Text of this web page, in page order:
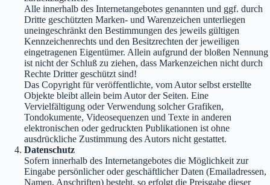
Alle innerhalb des Internetangebotes genannten und ggf. durch
Dritte geschützten Marken- und Warenzeichen unterliegen
uneingeschränkt den Bestimmungen des jeweils gültigen
Kennzeichenrechts und den Besitzrechten der jeweiligen
eingetragenen Eigentümer. Allein aufgrund der bloßen Nennung
ist nicht der Schluß zu ziehen, dass Markenzeichen nicht durch
Rechte Dritter geschützt sind!
Das Copyright für veröffentlichte, vom Autor selbst erstellte
Objekte bleibt allein beim Autor der Seiten. Eine
Vervielfältigung oder Verwendung solcher Grafiken,
Tondokumente, Videosequenzen und Texte in anderen
elektronischen oder gedruckten Publikationen ist ohne
ausdrückliche Zustimmung des Autors nicht gestattet.
Datenschutz
Sofern innerhalb des Internetangebotes die Möglichkeit zur
Eingabe persönlicher oder geschäftlicher Daten (Emailadressen,
Namen, Anschriften) besteht, so erfolgt die Preisgabe dieser